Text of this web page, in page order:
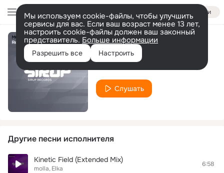
Войти
Мы используем cookie-файлы, чтобы улучшить
сервисы для вас. Если ваш возраст менее 13 лет,
настроить cookie-файлы должен ваш законный
представитель. Больше информации
Разрешить все Настроить
Recharge
Слушать
Другие песни исполнителя
Kinetic Field (Extended Mix)
molla Elka
6:58